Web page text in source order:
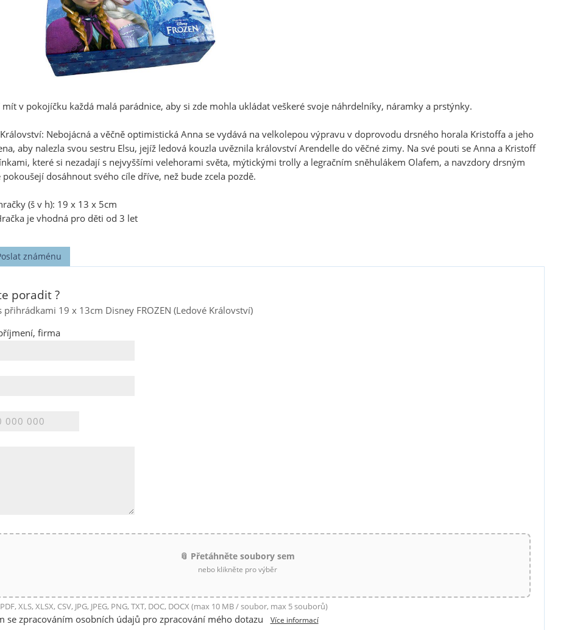
v pokojíčku každá malá parádnice, aby si zde mohla ukládat veškeré svoje náhrdelníky, náramky a prstýnky.
Nebojácná a věčně optimistická Anna se vydává na velkolepou výpravu v doprovodu drsného horala Kristoffa a jeho
aby nalezla svou sestru Elsu, jejíž ledová kouzla uvěznila království Arendelle do věčné zimy. Na své pouti se Anna a Kristoff
které si nezadají s nejvyššími velehorami světa, mýtickými trolly a legračním sněhulákem Olafem, a navzdory drsným
dosáhnout svého cíle dříve, než bude zcela pozdě.
(š v h): 19 x 13 x 5cm
je vhodná pro děti od 3 let
známénu
poradit ?
přihrádkami 19 x 13cm Disney FROZEN (Ledové Království)
firma
📎 Přetáhněte soubory sem
nebo klikněte pro výběr
XLS, XLSX, CSV, JPG, JPEG, PNG, TXT, DOC, DOCX (max 10 MB / soubor, max 5 souborů)
se zpracováním osobních údajů pro zpracování mého dotazu Více informací